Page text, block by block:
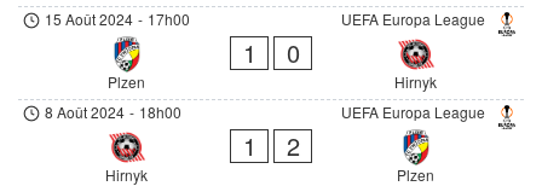
UEFA Europa League
15 Août 2024 - 17h00
Plzen
1 0
Hirnyk
UEFA Europa League
8 Août 2024 - 18h00
Hirnyk
1 2
Plzen